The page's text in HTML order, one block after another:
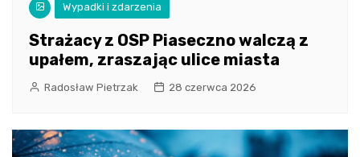
Wypadki i zdarzenia
Strażacy z OSP Piaseczno walczą z
upałem, zraszając ulice miasta
Radosław Pietrzak 28 czerwca 2026